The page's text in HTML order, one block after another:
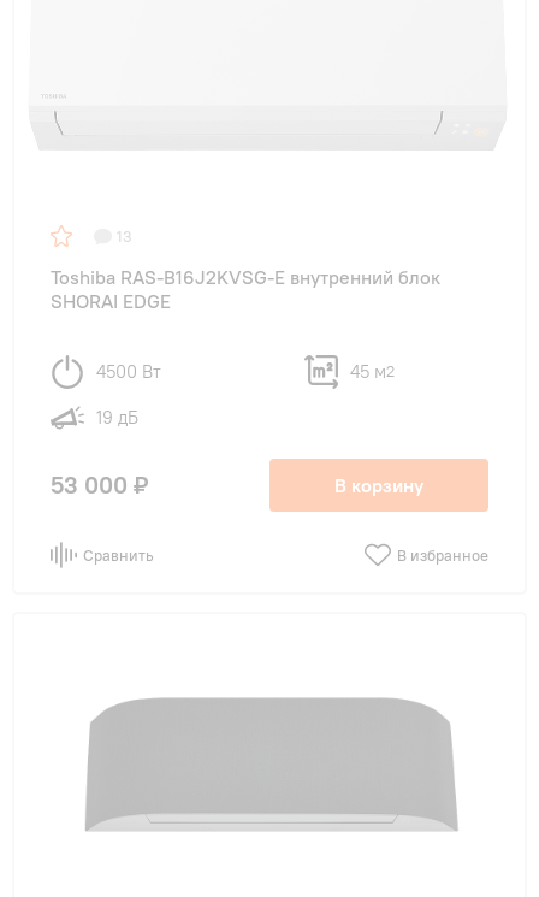
13
Toshiba RAS-B16J2KVSG-E внутренний блок
SHORAI EDGE
4500 Вт 45 м2
19 дБ
53 000 ₽ В корзину
Сравнить В избранное